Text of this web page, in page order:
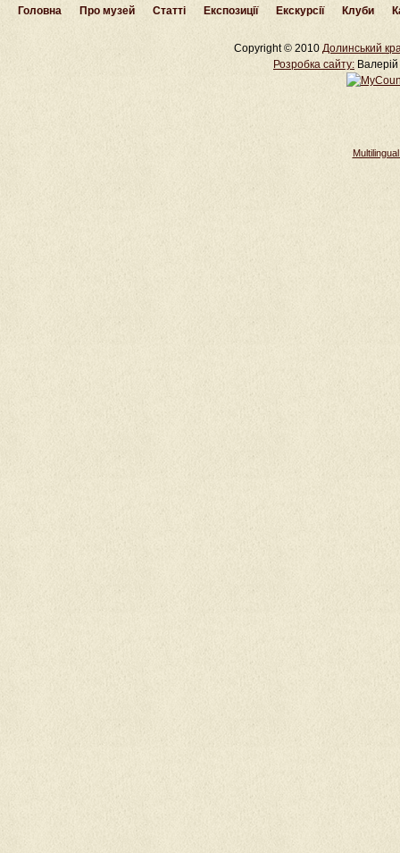
Головна Про музей Статті Експозиції Екскурсії Клуби
Copyright © 2010 Долинський
Розробка cайту: